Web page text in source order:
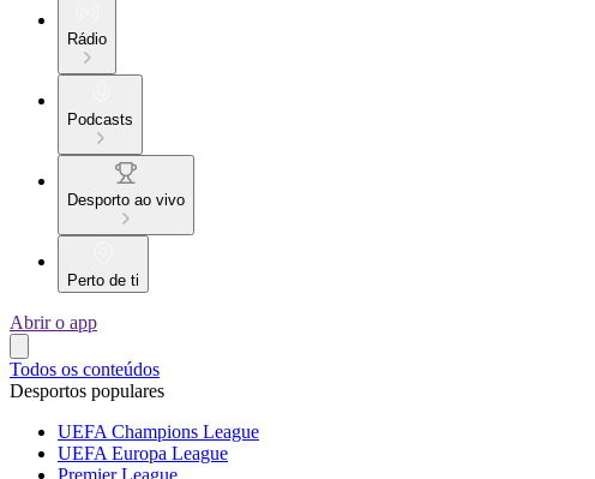
Rádio
Podcasts
Desporto ao vivo
Perto de ti
Abrir o app
Todos os conteúdos
Desportos populares
UEFA Champions League
UEFA Europa League
Premier League